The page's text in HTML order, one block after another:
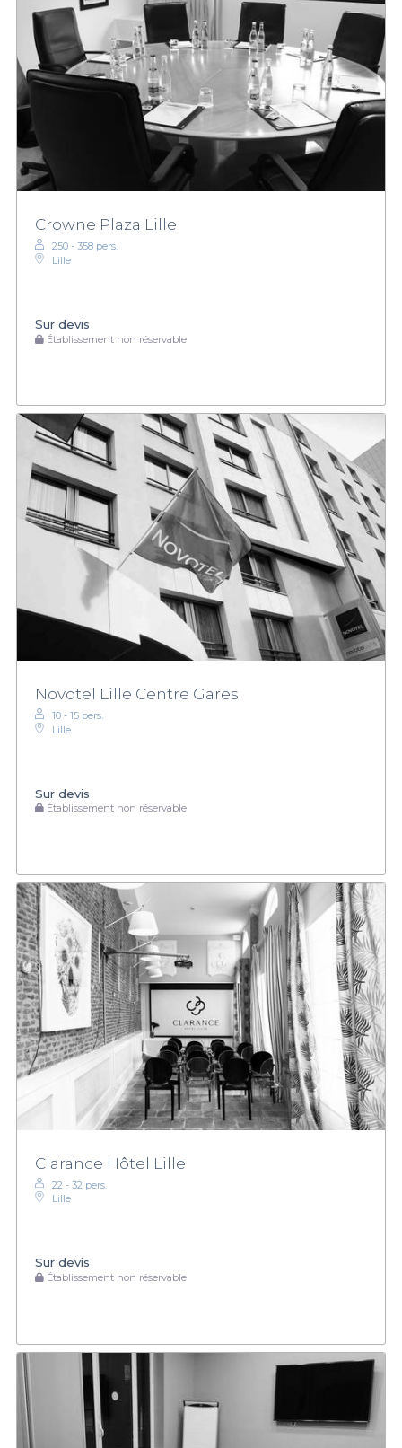
Crowne Plaza Lille
250 - 358 pers.
Lille
Sur devis
Établissement non réservable
Novotel Lille Centre Gares
10 - 15 pers.
Lille
Sur devis
Établissement non réservable
Clarance Hôtel Lille
22 - 32 pers.
Lille
Sur devis
Établissement non réservable